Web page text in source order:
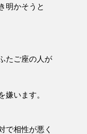
明かそうと
たご座の人が
嫌います。
で相性が悪く